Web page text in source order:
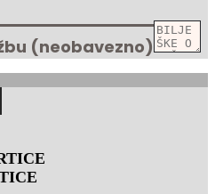
(neobavezno)